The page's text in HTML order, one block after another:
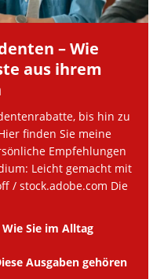
– Wie
aus ihrem
bis hin zu
finden Sie meine
Empfehlungen
Leicht gemacht mit
/ stock.adobe.com Die
Sie im Alltag
Ausgaben gehören